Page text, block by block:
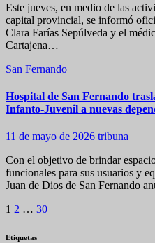
Este jueves, en medio de las
capital provincial, se informó
Clara Farías Sepúlveda y el
Cartajena…
San Fernando
Hospital de San Fernando
Infanto-Juvenil a nuevas
11 de mayo de 2026 tribuna
Con el objetivo de brindar
funcionales para sus usuarios y
Juan de Dios de San Fernando
Paginación
de
1 2 … 30
Etiquetas